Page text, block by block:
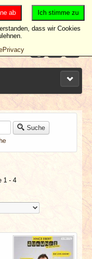
Suche
1 - 4
Ich stimme zu
ab
dass wir Cookies